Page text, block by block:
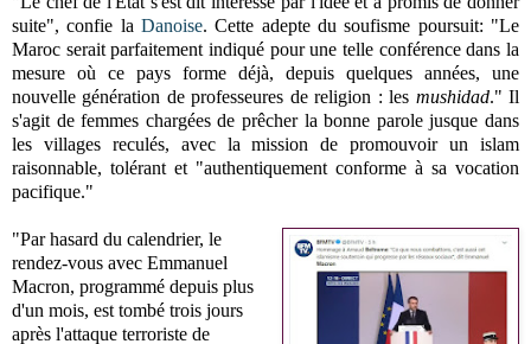
suite", confie la Danoise. Cette adepte du soufisme poursuit: "Le
Maroc serait parfaitement indiqué pour une telle conférence dans la
mesure où ce pays forme déjà, depuis quelques années, une
nouvelle génération de professeures de religion : les mushidad." Il
s'agit de femmes chargées de prêcher la bonne parole jusque dans
les villages reculés, avec la mission de promouvoir un islam
raisonnable, tolérant et "authentiquement conforme à sa vocation
pacifique."
"Par hasard du calendrier, le
rendez-vous avec Emmanuel
Macron, programmé depuis plus
d'un mois, est tombé trois jours
après l'attaque terroriste de